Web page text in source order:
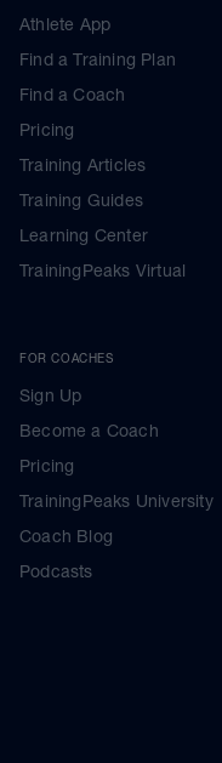
Athlete App
Find a Training Plan
Find a Coach
Pricing
Training Articles
Training Guides
Learning Center
TrainingPeaks Virtual
FOR COACHES
Sign Up
Become a Coach
Pricing
TrainingPeaks University
Coach Blog
Podcasts